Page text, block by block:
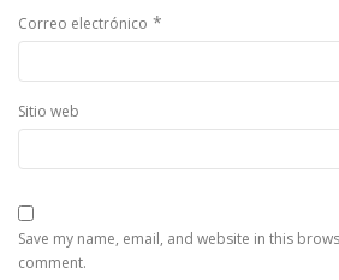
Correo electrónico *
Sitio web
Save my name, email, and website in this
comment.